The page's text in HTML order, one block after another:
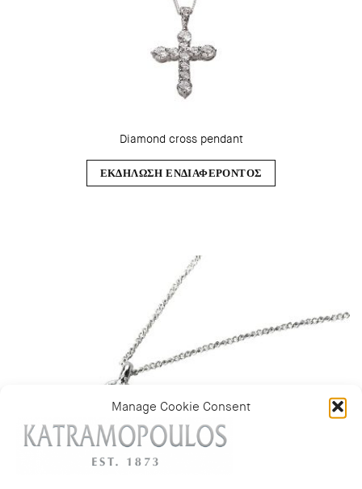
Manage Cookie Consent
Diamond cross pendant
ΕΚΔΗΛΩΣΗ ΕΝΔΙΑΦΕΡΟΝΤΟΣ